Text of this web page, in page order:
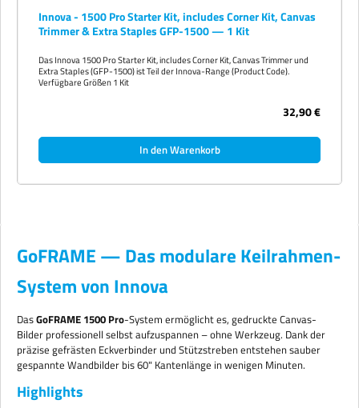
Innova - 1500 Pro Starter Kit, includes Corner Kit, Canvas
Trimmer & Extra Staples GFP-1500 — 1 Kit
Das Innova 1500 Pro Starter Kit, includes Corner Kit, Canvas Trimmer und
Extra Staples (GFP-1500) ist Teil der Innova-Range (Product Code).
Verfügbare Größen 1 Kit
32,90 €
In den Warenkorb
GoFRAME — Das modulare Keilrahmen-
System von Innova
DasGoFRAME 1500 Pro-System ermöglicht es, gedruckte Canvas-
Bilder professionell selbst aufzuspannen – ohne Werkzeug. Dank der
präzise gefrästen Eckverbinder und Stützstreben entstehen sauber
gespannte Wandbilder bis 60" Kantenlänge in wenigen Minuten.
Highlights